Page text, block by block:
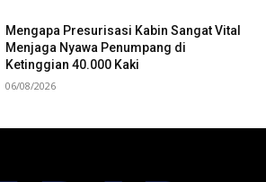
Mengapa Presurisasi Kabin Sangat Vital
Menjaga Nyawa Penumpang di
Ketinggian 40.000 Kaki
06/08/2026